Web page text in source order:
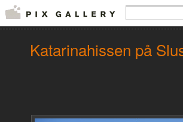
Katarinahissen på